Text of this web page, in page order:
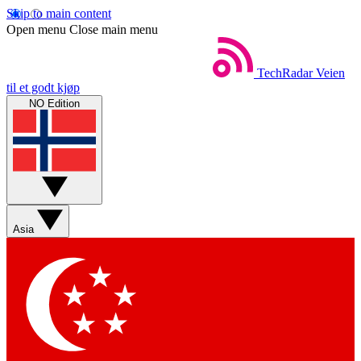
Skip to main content
Open menu Close main menu
TechRadar Veien
til et godt kjøp
NO Edition
Asia